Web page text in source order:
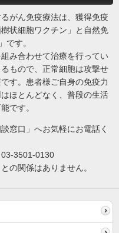
がん免疫療法は、獲得免疫
状細胞ワクチン」と自然免
です。
み合わせて治療を行ってい
もので、正常細胞は攻撃せ
す。患者様ご自身の免疫力
ほとんどなく、普段の生活
です。
窓口」へお気軽にお電話く
3501-0130
の関係はありません。